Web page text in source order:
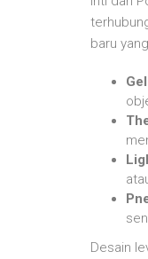
baru
Desain